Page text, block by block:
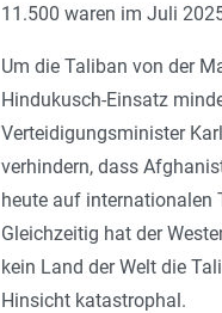
11.500 waren im Juli
Um die Taliban von der
Hindukusch-Einsatz
Verteidigungsminister
verhindern, dass
heute auf internationalen
Gleichzeitig hat der
kein Land der Welt die
Hinsicht katastrophal.